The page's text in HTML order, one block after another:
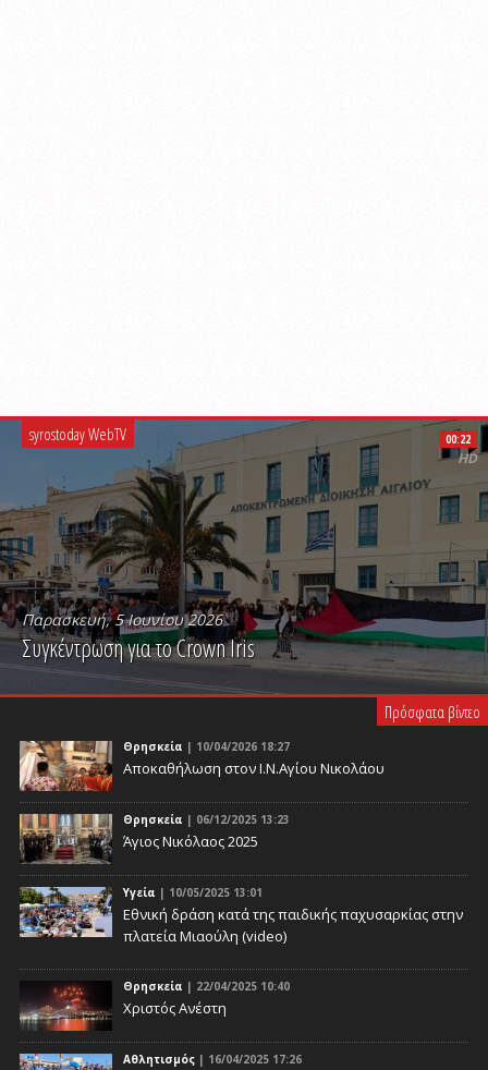
syrostoday WebTV
Παρασκευή, 5 Ιουνίου 2026
Συγκέντρωση για το Crown Iris
PLAY VIDEO
00:22
HD
Πρόσφατα βίντεο
Θρησκεία | 10/04/2026 18:27
Αποκαθήλωση στον Ι.Ν.Αγίου Νικολάου
Θρησκεία | 06/12/2025 13:23
Άγιος Νικόλαος 2025
Υγεία | 10/05/2025 13:01
Eθνική δράση κατά της παιδικής παχυσαρκίας στην
πλατεία Μιαούλη (video)
Θρησκεία | 22/04/2025 10:40
Χριστός Ανέστη
Αθλητισμός | 16/04/2025 17:26